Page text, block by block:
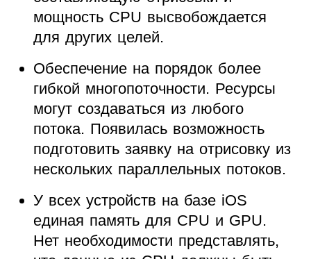
мощность CPU высвобождается
для других целей.
Обеспечение на порядок более
гибкой многопоточности. Ресурсы
могут создаваться из любого
потока. Появилась возможность
подготовить заявку на отрисовку из
нескольких параллельных потоков.
У всех устройств на базе iOS
единая память для CPU и GPU.
Нет необходимости представлять,